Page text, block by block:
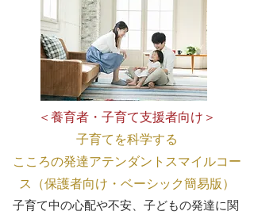
​＜養育者・子育て支援者向け＞
子育てを科学する
こころの発達アテンダントスマイルコー
ス（保護者向け・ベーシック簡易版）
子育て中の心配や不安、子どもの発達に関